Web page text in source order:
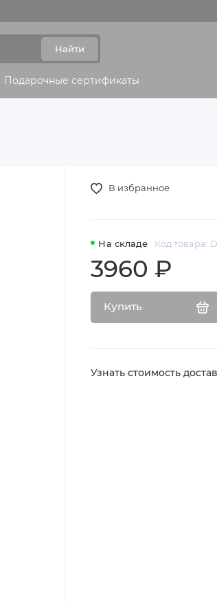
Найти
Подарочные сертификаты
На складе Код товара:
3960 ₽
Купить
В избранное
Узнать стоимость